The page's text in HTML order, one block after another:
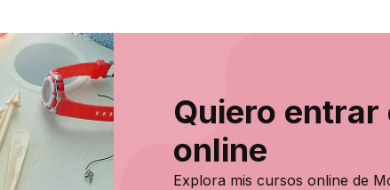
Quiero entrar
online
Explora mis cursos online de